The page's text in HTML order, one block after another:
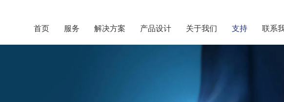
首页 服务 解决方案 产品设计 关于我们 支持 联系